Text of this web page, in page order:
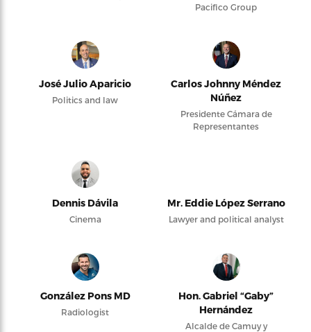
Pacifico Group
José Julio Aparicio
Politics and law
Carlos Johnny Méndez
Núñez
Presidente Cámara de
Representantes
Dennis Dávila
Cinema
Mr. Eddie López Serrano
Lawyer and political analyst
González Pons MD
Radiologist
Hon. Gabriel “Gaby”
Hernández
Alcalde de Camuy y